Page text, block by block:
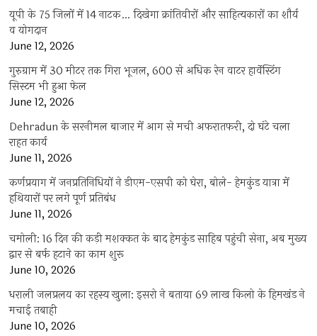
यूपी के 75 जिलों में 14 नाटक… दिखेगा क्रांतिवीरों और साहित्यकारों का शौर्य
व योगदान
June 12, 2026
गुरुग्राम में 30 मीटर तक गिरा भूजल, 600 से अधिक रेन वाटर हार्वेस्टिंग
सिस्टम भी हुआ फेल
June 12, 2026
Dehradun के सरनीमल बाजार में आग से मची अफरातफरी, दो घंटे चला
राहत कार्य
June 11, 2026
कर्णप्रयाग में जनप्रतिनिधियों ने डीएम-एसपी को घेरा, बोले- हेमकुंड यात्रा में
हथियारों पर लगे पूर्ण प्रतिबंध
June 11, 2026
चमोली: 16 दिन की कड़ी मशक्कत के बाद हेमकुंड साहिब पहुंची सेना, अब मुख्य
द्वार से बर्फ हटाने का काम शुरू
June 10, 2026
धराली जलप्रलय का रहस्य खुला: इसरो ने बताया 69 लाख किलो के हिमखंड ने
मचाई तबाही
June 10, 2026